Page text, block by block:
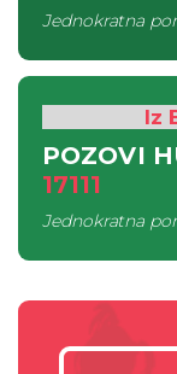
Jednokratna
Iz
POZOVI
17111
Jednokratna